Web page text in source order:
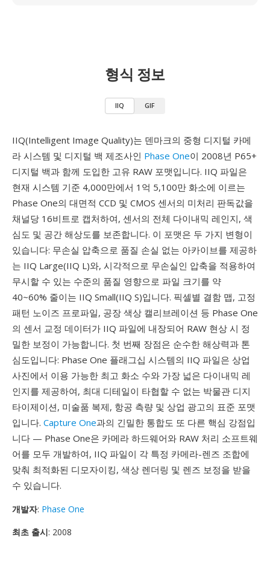
형식 정보
IIQ GIF
IIQ(Intelligent Image Quality)는 덴마크의 중형 디지털 카메
라 시스템 및 디지털 백 제조사인 Phase One이 2008년 P65+
디지털 백과 함께 도입한 고유 RAW 포맷입니다. IIQ 파일은
현재 시스템 기준 4,000만에서 1억 5,100만 화소에 이르는
Phase One의 대면적 CCD 및 CMOS 센서의 미처리 판독값을
채널당 16비트로 캡처하여, 센서의 전체 다이내믹 레인지, 색
심도 및 공간 해상도를 보존합니다. 이 포맷은 두 가지 변형이
있습니다: 무손실 압축으로 품질 손실 없는 아카이브를 제공하
는 IIQ Large(IIQ L)와, 시각적으로 무손실인 압축을 적용하여
무시할 수 있는 수준의 품질 영향으로 파일 크기를 약
40~60% 줄이는 IIQ Small(IIQ S)입니다. 픽셀별 결함 맵, 고정
패턴 노이즈 프로파일, 공장 색상 캘리브레이션 등 Phase One
의 센서 교정 데이터가 IIQ 파일에 내장되어 RAW 현상 시 정
밀한 보정이 가능합니다. 첫 번째 장점은 순수한 해상력과 톤
심도입니다: Phase One 플래그십 시스템의 IIQ 파일은 상업
사진에서 이용 가능한 최고 화소 수와 가장 넓은 다이내믹 레
인지를 제공하여, 최대 디테일이 타협할 수 없는 박물관 디지
타이제이션, 미술품 복제, 항공 측량 및 상업 광고의 표준 포맷
입니다. Capture One과의 긴밀한 통합도 또 다른 핵심 강점입
니다 — Phase One은 카메라 하드웨어와 RAW 처리 소프트웨
어를 모두 개발하여, IIQ 파일이 각 특정 카메라-렌즈 조합에
맞춰 최적화된 디모자이킹, 색상 렌더링 및 렌즈 보정을 받을
수 있습니다.
개발자: Phase One
최초 출시: 2008